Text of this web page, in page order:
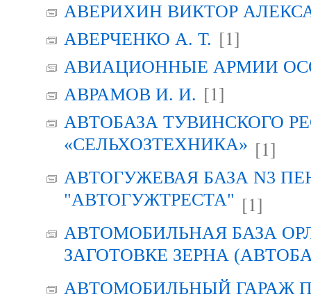
АВЕРИХИН ВИКТОР
АВЕРЧЕНКО А. Т. [1]
АВИАЦИОННЫЕ АРМИИ
АВРАМОВ И. И. [1]
АВТОБАЗА ТУВИНСКОГО
«СЕЛЬХОЗТЕХНИКА» [1]
АВТОГУЖЕВАЯ БАЗА N3
"АВТОГУЖТРЕСТА" [1]
АВТОМОБИЛЬНАЯ БАЗА
ЗАГОТОВКЕ ЗЕРНА
АВТОМОБИЛЬНЫЙ ГАРАЖ